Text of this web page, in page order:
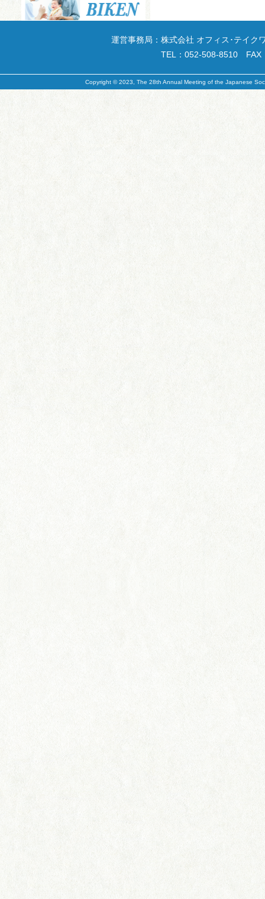
運営事務局：株式会社 オフィス･テイク
TEL：052-508-8510
Copyright © 2023, The 28th Annual Meeting of the Japanese